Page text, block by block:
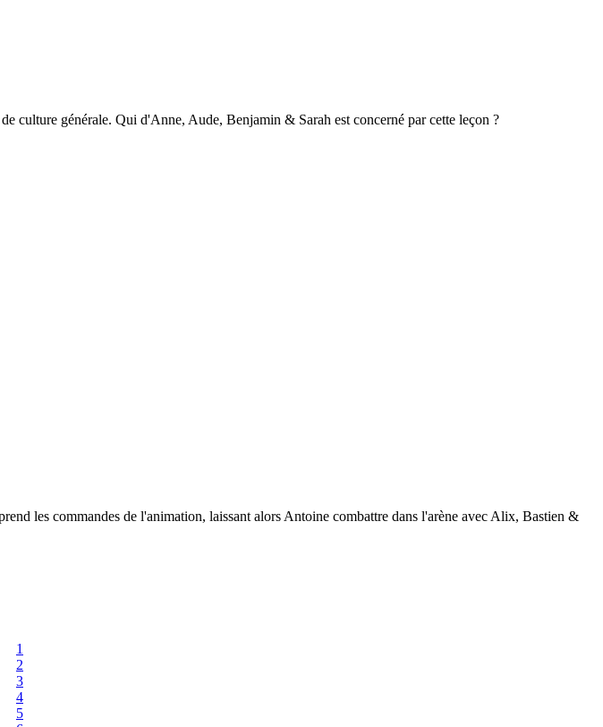
culture générale. Qui d'Anne, Aude, Benjamin & Sarah est concerné par cette leçon ?
les commandes de l'animation, laissant alors Antoine combattre dans l'arène avec Alix, Bastien &
1
2
3
4
5